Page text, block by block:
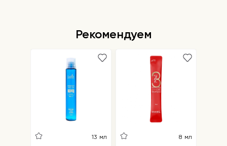
Рекомендуем
13 мл 8 мл